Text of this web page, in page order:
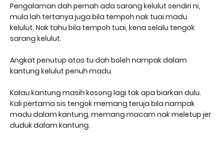
Pengalaman dah pernah ada sarang kelulut sendiri ni,
mula lah tertanya juga bila tempoh nak tuai madu
kelulut. Nak tahu bila tempoh tuai, kena selalu tengok
sarang kelulut.
Angkat penutup atas tu dah boleh nampak dalam
kantung kelulut penuh madu.
Kalau kantung masih kosong lagi tak apa biarkan dulu.
Kali pertama sis tengok memang teruja bila nampak
madu dalam kantung, memang macam nak meletup jer
duduk dalam kantung.